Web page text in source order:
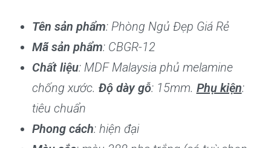
Tên sản phẩm: Phòng Ngủ Đẹp Giá Rẻ
Mã sản phẩm: CBGR-12
Chất liệu: MDF Malaysia phủ melamine
chống xước. Độ dày gỗ: 15mm. Phụ kiện:
tiêu chuẩn
Phong cách: hiện đại